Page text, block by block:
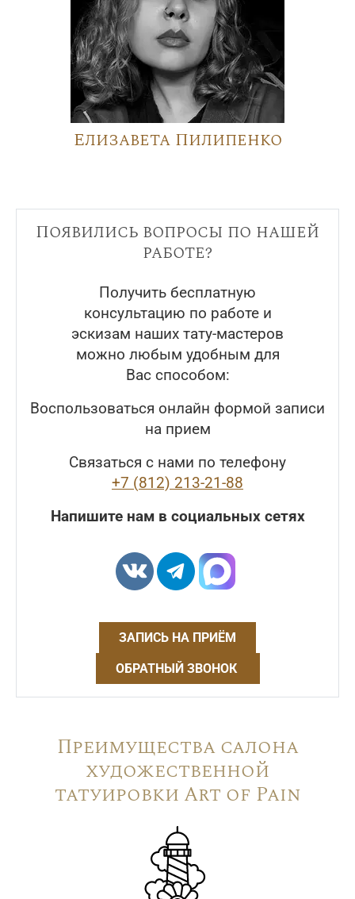
Елизавета Пилипенко
Появились вопросы по нашей
работе?
Получить бесплатную
консультацию по работе и
эскизам наших тату-мастеров
можно любым удобным для
Вас способом:
Воспользоваться онлайн формой записи
на прием
Связаться с нами по телефону
+7 (812) 213-21-88
Напишите нам в социальных сетях
ЗАПИСЬ НА ПРИЁМ
ОБРАТНЫЙ ЗВОНОК
Преимущества салона
художественной
татуировки Art of Pain